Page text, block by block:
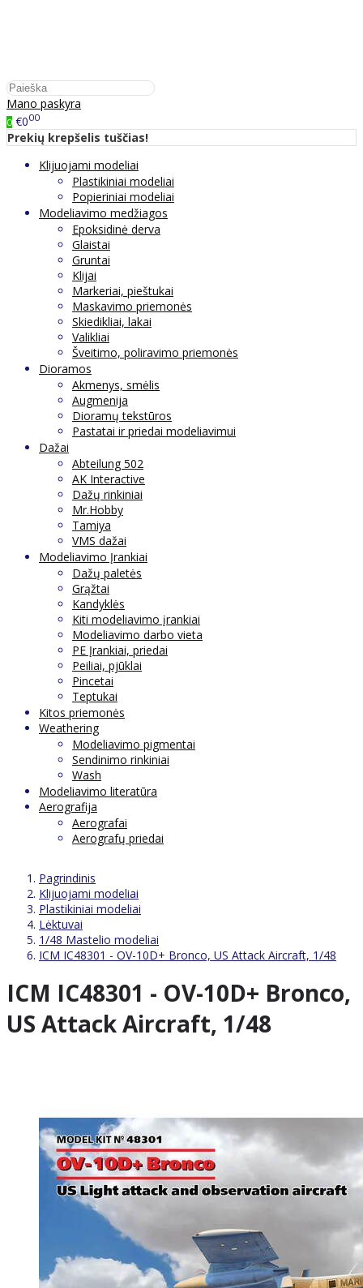
Mano paskyra
0 €000
Prekių krepšelis tuščias!
Klijuojami modeliai
Plastikiniai modeliai
Popieriniai modeliai
Modeliavimo medžiagos
Epoksidinė derva
Glaistai
Gruntai
Klijai
Markeriai, pieštukai
Maskavimo priemonės
Skiedikliai, lakai
Valikliai
Šveitimo, poliravimo priemonės
Dioramos
Akmenys, smėlis
Augmenija
Dioramų tekstūros
Pastatai ir priedai modeliavimui
Dažai
Abteilung 502
AK Interactive
Dažų rinkiniai
Mr.Hobby
Tamiya
VMS dažai
Modeliavimo Įrankiai
Dažų paletės
Grąžtai
Kandyklės
Kiti modeliavimo įrankiai
Modeliavimo darbo vieta
PE Įrankiai, priedai
Peiliai, pjūklai
Pincetai
Teptukai
Kitos priemonės
Weathering
Modeliavimo pigmentai
Sendinimo rinkiniai
Wash
Modeliavimo literatūra
Aerografija
Aerografai
Aerografų priedai
Pagrindinis
Klijuojami modeliai
Plastikiniai modeliai
Lėktuvai
1/48 Mastelio modeliai
ICM IC48301 - OV-10D+ Bronco, US Attack Aircraft, 1/48
ICM IC48301 - OV-10D+ Bronco,
US Attack Aircraft, 1/48